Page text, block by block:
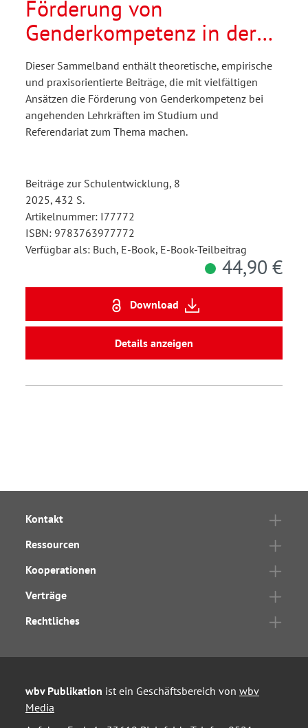
Förderung von
Genderkompetenz in der
Ausbildung von
Lehrkräften
Dieser Sammelband enthält theoretische, empirische
und praxisorientierte Beiträge, die mit vielfältigen
Ansätzen die Förderung von Genderkompetenz bei
angehenden Lehrkräften im Studium und
Referendariat zum Thema machen.
Beiträge zur Schulentwicklung, 8
2025, 432 S.
Artikelnummer: I77772
ISBN: 9783763977772
Verfügbar als: Buch, E-Book, E-Book-Teilbeitrag
44,90 €
Download
Details anzeigen
Kontakt
Ressourcen
Kooperationen
Verträge
Rechtliches
wbv Publikation ist ein Geschäftsbereich von wbv
Media